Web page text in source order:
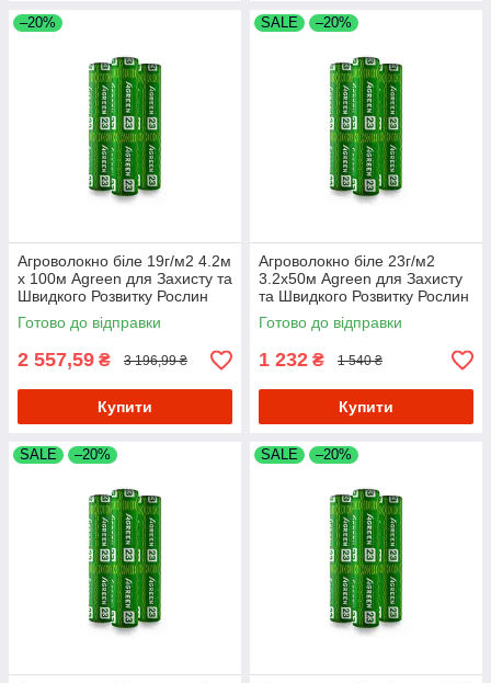
–20%
Агроволокно біле 19г/м2 4.2м
х 100м Agreen для Захисту та
Швидкого Розвитку Рослин
Готово до відправки
2 557,59 ₴ 3 196,99 ₴
Купити
SALE –20%
Агроволокно біле 23г/м2
3.2х50м Agreen для Захисту
та Швидкого Розвитку Рослин
Готово до відправки
1 232 ₴ 1 540 ₴
Купити
SALE –20% SALE –20%